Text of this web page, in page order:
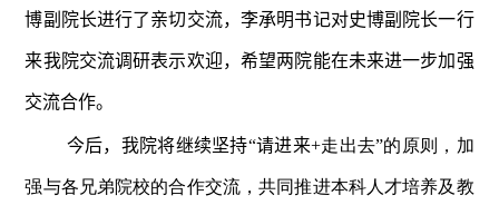
博副院长进行了亲切交流， 李承明书记对史博副院长一行
来我院交流调研表示欢迎，希望两院能在未来进一步加强
交流合作。
今后，我院将继续坚持“请进来+走出去”的原则，加
强与各兄弟院校的合作交流，共同推进本科人才培养及教